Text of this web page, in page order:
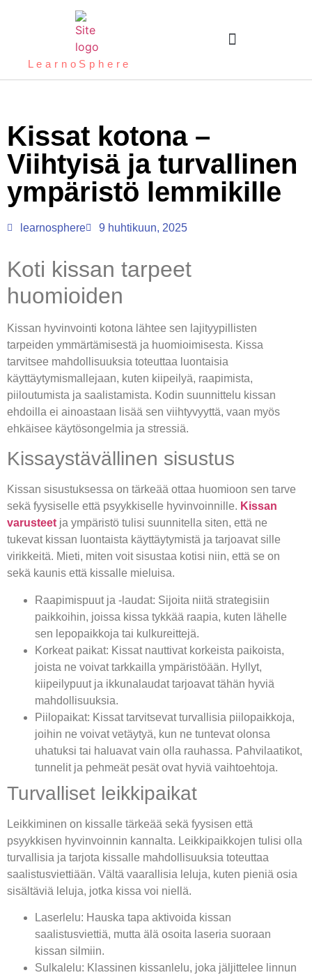
LearnoSphere
Kissat kotona –
Viihtyisä ja turvallinen
ympäristö lemmikille
learnosphere 9 huhtikuun, 2025
Koti kissan tarpeet
huomioiden
Kissan hyvinvointi kotona lähtee sen lajityypillisten
tarpeiden ymmärtämisestä ja huomioimisesta. Kissa
tarvitsee mahdollisuuksia toteuttaa luontaisia
käyttäytymismallejaan, kuten kiipeilyä, raapimista,
piiloutumista ja saalistamista. Kodin suunnittelu kissan
ehdoilla ei ainoastaan lisää sen viihtyvyyttä, vaan myös
ehkäisee käytösongelmia ja stressiä.
Kissaystävällinen sisustus
Kissan sisustuksessa on tärkeää ottaa huomioon sen tarve
sekä fyysiselle että psyykkiselle hyvinvoinnille. Kissan
varusteet ja ympäristö tulisi suunnitella siten, että ne
tukevat kissan luontaista käyttäytymistä ja tarjoavat sille
virikkeitä. Mieti, miten voit sisustaa kotisi niin, että se on
sekä kaunis että kissalle mieluisa.
Raapimispuut ja -laudat: Sijoita niitä strategisiin
paikkoihin, joissa kissa tykkää raapia, kuten lähelle
sen lepopaikkoja tai kulkureittejä.
Korkeat paikat: Kissat nauttivat korkeista paikoista,
joista ne voivat tarkkailla ympäristöään. Hyllyt,
kiipeilypuut ja ikkunalaudat tarjoavat tähän hyviä
mahdollisuuksia.
Piilopaikat: Kissat tarvitsevat turvallisia piilopaikkoja,
joihin ne voivat vetäytyä, kun ne tuntevat olonsa
uhatuksi tai haluavat vain olla rauhassa. Pahvilaatikot,
tunnelit ja pehmeät pesät ovat hyviä vaihtoehtoja.
Turvalliset leikkipaikat
Leikkiminen on kissalle tärkeää sekä fyysisen että
psyykkisen hyvinvoinnin kannalta. Leikkipaikkojen tulisi olla
turvallisia ja tarjota kissalle mahdollisuuksia toteuttaa
saalistusviettiään. Vältä vaarallisia leluja, kuten pieniä osia
sisältäviä leluja, jotka kissa voi niellä.
Laserlelu: Hauska tapa aktivoida kissan
saalistusviettiä, mutta älä osoita laseria suoraan
kissan silmiin.
Sulkalelu: Klassinen kissanlelu, joka jäljittelee linnun